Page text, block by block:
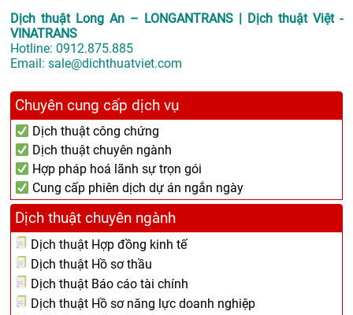
Dịch thuật Long An – LONGANTRANS | Dịch thuật Việt -
VINATRANS
Hotline: 0912.875.885
Email: sale@dichthuatviet.com
Chuyên cung cấp dịch vụ
Dịch thuật công chứng
Dịch thuật chuyên ngành
Hợp pháp hoá lãnh sự trọn gói
Cung cấp phiên dịch dự án ngắn ngày
Dịch thuật chuyên ngành
Dịch thuật Hợp đồng kinh tế
Dịch thuật Hồ sơ thầu
Dịch thuật Báo cáo tài chính
Dịch thuật Hồ sơ năng lực doanh nghiệp